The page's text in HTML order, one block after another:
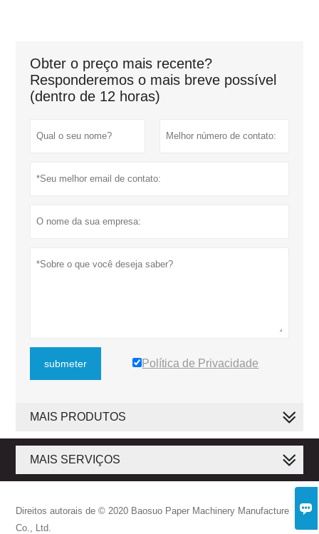

Obter o preço mais recente?
Responderemos o mais breve possível
(dentro de 12 horas)
submeter Política de Privacidade
MAIS PRODUTOS
MAIS SERVIÇOS
Direitos autorais de © 2020 Baosuo Paper Machinery Manufacture
Co., Ltd.